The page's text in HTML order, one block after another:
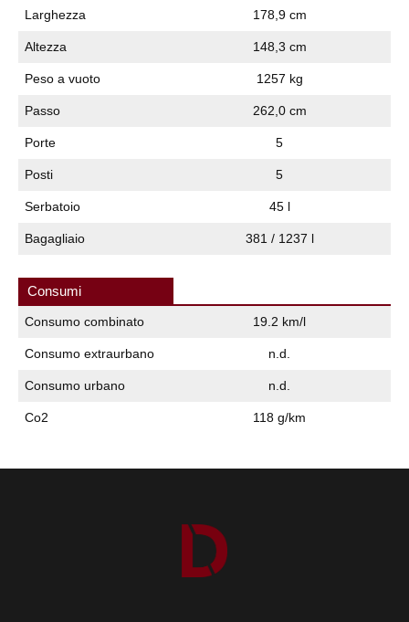
Larghezza 178,9 cm
Altezza 148,3 cm
Peso a vuoto 1257 kg
Passo 262,0 cm
Porte 5
Posti 5
Serbatoio 45 l
Bagagliaio 381 / 1237 l
Consumi
Consumo combinato 19.2 km/l
Consumo extraurbano n.d.
Consumo urbano n.d.
Co2 118 g/km